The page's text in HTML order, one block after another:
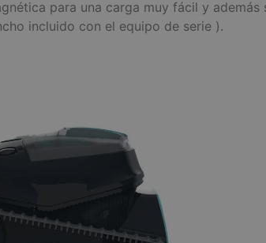
para una carga muy fácil y
incluido con el equipo de serie ).